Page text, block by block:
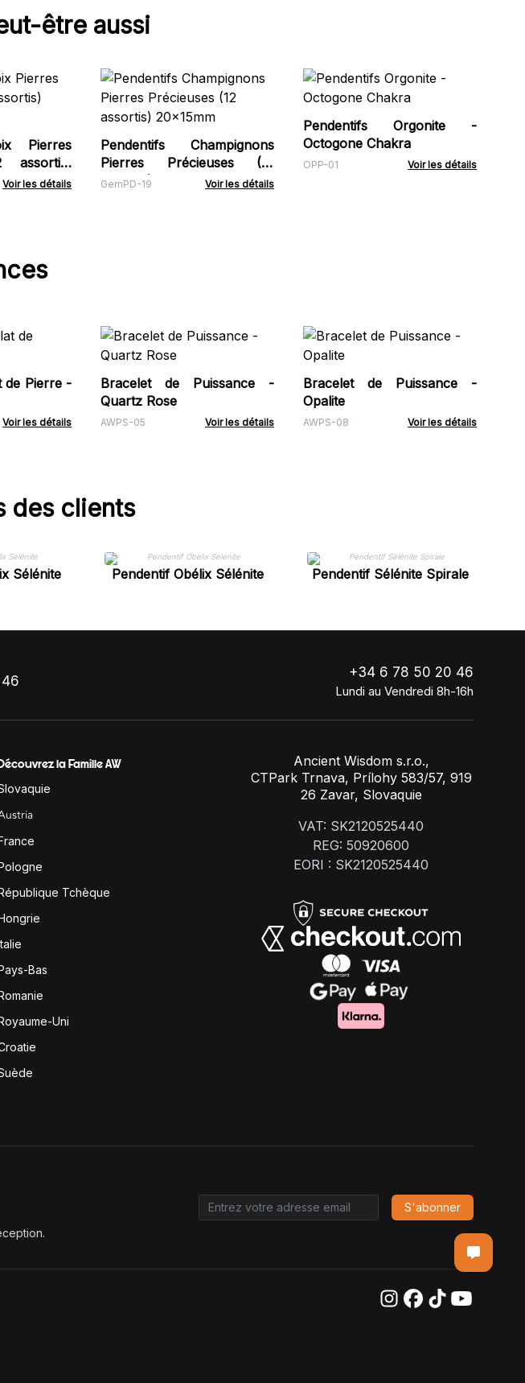
être aussi
Pierres
assortis)
Voir les détails
Pendentifs Champignons
Pierres Précieuses (12
assortis) 20x15mm
GemPD-19 Voir les détails
Pendentifs Orgonite -
Octogone Chakra
OPP-01 Voir les détails
Voir les détails
Bracelet de Puissance -
Quartz Rose
AWPS-05 Voir les détails
Bracelet de Puissance -
Opalite
AWPS-08 Voir les détails
des clients
Sélénite Pendentif Obélix Sélénite Pendentif Sélénite Spirale
+34 6 78 50 20 46
Lundi au Vendredi 8h-16h
la Famille AW
Tchèque
Bas
Uni
Ancient Wisdom s.r.o.,
CTPark Trnava, Prílohy 583/57, 919
26 Zavar, Slovaquie
VAT: SK2120525440
REG: 50920600
EORI : SK2120525440
Email address
S'abonner